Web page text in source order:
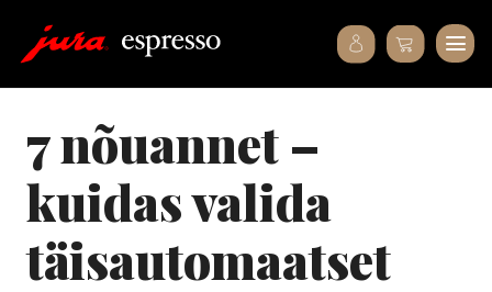
7 nõuannet –
kuidas valida
täisautomaatset